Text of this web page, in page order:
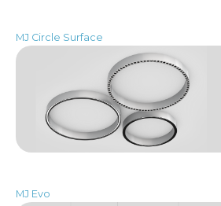
MJ Circle Surface
MJ Evo